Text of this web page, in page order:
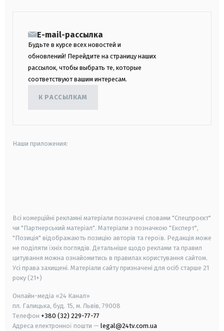
E-mail-рассылка
Будьте в курсе всех новостей и
обновлений! Перейдите на страницу наших
рассылок, чтобы выбрать те, которые
соответствуют вашим интересам.
К РАССЫЛКАМ
Наши приложения:
Всі комерційні рекламні матеріали позначені словами "Спецпроєкт"
чи "Партнерський матеріал". Матеріали з позначкою "Експерт",
"Позиція" відображають позицію авторів та героїв. Редакція може
не поділяти їхніх поглядів. Детальніше щодо реклами та правил
цитування можна ознайомитись в правилах користування сайтом.
Усі права захищені. Матеріали сайту призначені для осіб старше 21
року (21+)
Онлайн-медіа «24 Канал»
пл. Галицька, буд. 15, м. Львів, 79008
Телефон +380 (32) 229-77-77
Адреса електронної пошти — legal@24tv.com.ua